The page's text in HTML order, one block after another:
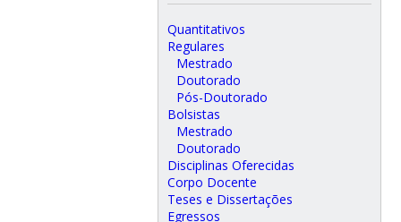
Quantitativos
Regulares
Mestrado
Doutorado
Pós-Doutorado
Bolsistas
Mestrado
Doutorado
Disciplinas Oferecidas
Corpo Docente
Teses e Dissertações
Egressos